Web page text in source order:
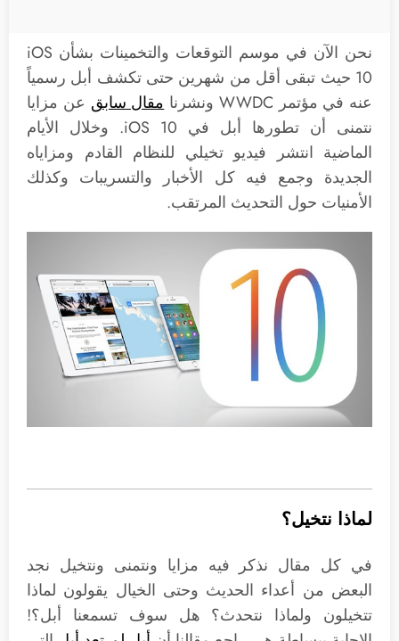
نحن الآن في موسم التوقعات والتخمينات بشأن iOS
10 حيث تبقى أقل من شهرين حتى تكشف أبل رسمياً
عنه في مؤتمر WWDC ونشرنا
مقال سابق عن مزايا
نتمنى أن تطورها أبل في iOS 10. وخلال الأيام
الماضية انتشر فيديو تخيلي للنظام القادم ومزاياه
الجديدة وجمع فيه كل الأخبار والتسريبات وكذلك
الأمنيات حول التحديث المرتقب.
لماذا نتخيل؟
في كل مقال نذكر فيه مزايا ونتمنى ونتخيل نجد
البعض من أعداء الحديث وحتى الخيال يقولون لماذا
تتخيلون ولماذا نتحدث؟ هل سوف تسمعنا أبل؟!